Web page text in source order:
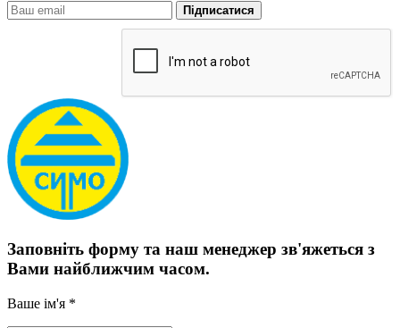
Підписатися
Заповніть форму та наш менеджер зв'яжеться з
Вами найближчим часом.
Ваше ім'я *